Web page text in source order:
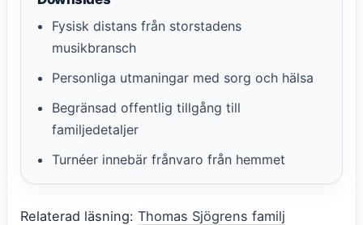
Fysisk distans från storstadens
musikbransch
Personliga utmaningar med sorg och hälsa
Begränsad offentlig tillgång till
familjedetaljer
Turnéer innebär frånvaro från hemmet
Relaterad läsning: Thomas Sjögrens familj